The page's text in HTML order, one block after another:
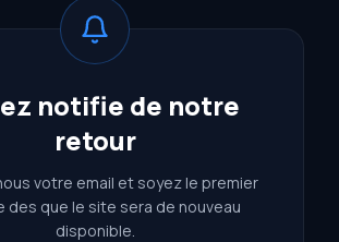
notifie de notre
retour
votre email et soyez le premier
des que le site sera de nouveau
disponible.